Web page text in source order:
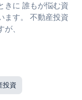
きに 誰もが悩む資
産投資
、
投資